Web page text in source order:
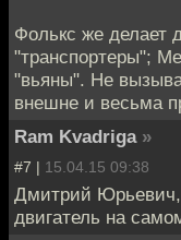
Фолькс же делает
"транспортеры";
"вьяны". Не
внешне и весьма
Ram Kvadriga »
#7 | 15.04.15 09:38
Дмитрий Юрьевич,
двигатель на